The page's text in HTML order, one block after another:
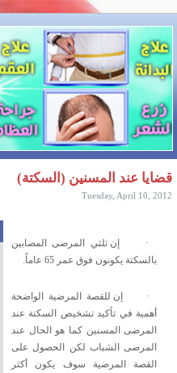
قضايا عند المسنين (السكتة)
Tuesday, April 10, 2012
·
إن ثلثي المرضى المصابين
بالسكتة يكونون فوق عمر 65 عاماً.
·
إن للقصة المرضية الواضحة
أهمية في تأكيد تشخيص السكتة عند
المرضى المسنين كما هو الحال عند
المرضى الشباب لكن الحصول على
القصة المرضية سوف يكون أكثر